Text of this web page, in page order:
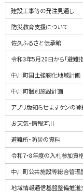
建設工事等の発注見通し
防災教育支援について
佐久ふるさと伝承館
令和3年5月20日から「避難
中川町国土強靭化地域計画
中川町個別施設計画
アプリ版知らせますケンの
お天気・情報河川
避難所・防災の資料
令和7・8年度の入札参加資
中川町公共施設等総合管理
地域情報通信基盤整備推